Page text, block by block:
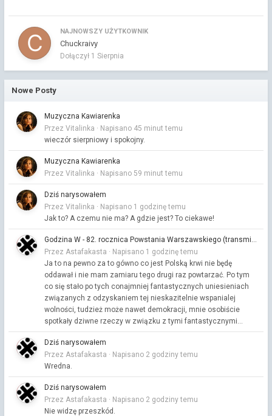
NAJNOWSZY UŻYTKOWNIK
Chuckraivy
Dołączył 1 Sierpnia
Nowe Posty
Muzyczna Kawiarenka
Przez Vitalinka · Napisano 45 minut temu
wieczór sierpniowy i spokojny.
Muzyczna Kawiarenka
Przez Vitalinka · Napisano 59 minut temu
Dziś narysowałem
Przez Vitalinka · Napisano 1 godzinę temu
Jak to? A czemu nie ma? A gdzie jest? To ciekawe!
Godzina W - 82. rocznica Powstania Warszawskiego (transmisja)
Przez Astafakasta · Napisano 1 godzinę temu
Ja to na pewno za to gówno co jest Polską krwi nie będę
oddawał i nie mam zamiaru tego drugi raz powtarzać. Po tym
co się stało po tych conajmniej fantastycznych uniesieniach
związanych z odzyskaniem tej nieskazitelnie wspanialej
wolności, tudzież może nawet demokracji, mnie osobiście
spotkały dziwne rzeczy w związku z tymi fantastycznymi...
Dziś narysowałem
Przez Astafakasta · Napisano 2 godziny temu
Wredna.
Dziś narysowałem
Przez Astafakasta · Napisano 2 godziny temu
Nie widzę przeszkód.